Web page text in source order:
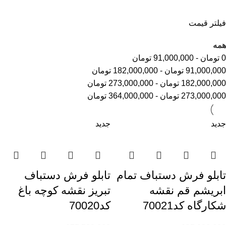
فیلتر قیمت
همه
0 تومان -
91,000,000 تومان
91,000,000 تومان -
182,000,000 تومان
182,000,000 تومان -
273,000,000 تومان
273,000,000 تومان -
364,000,000 تومان
جدید
تابلو فرش دستباف تمام
ابریشم قم نقشه
شکارگاه کد70021
جدید
تابلو فرش دستباف
تبریز نقشه کوچه باغ
کد70020